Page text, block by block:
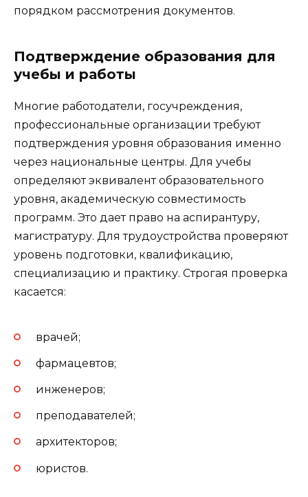
порядком рассмотрения документов.
Подтверждение образования для
учебы и работы
Многие работодатели, госучреждения,
профессиональные организации требуют
подтверждения уровня образования именно
через национальные центры. Для учебы
определяют эквивалент образовательного
уровня, академическую совместимость
программ. Это дает право на аспирантуру,
магистратуру. Для трудоустройства проверяют
уровень подготовки, квалификацию,
специализацию и практику. Строгая проверка
касается:
врачей;
фармацевтов;
инженеров;
преподавателей;
архитекторов;
юристов.